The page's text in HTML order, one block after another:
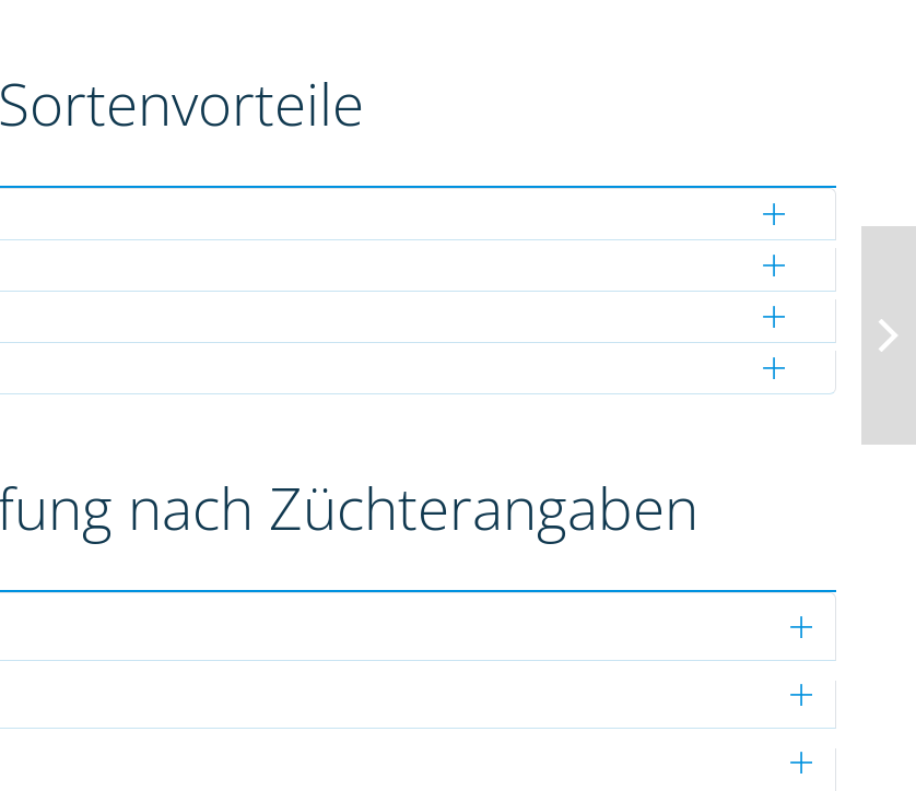
Sortenvorteile
nach Züchterangaben